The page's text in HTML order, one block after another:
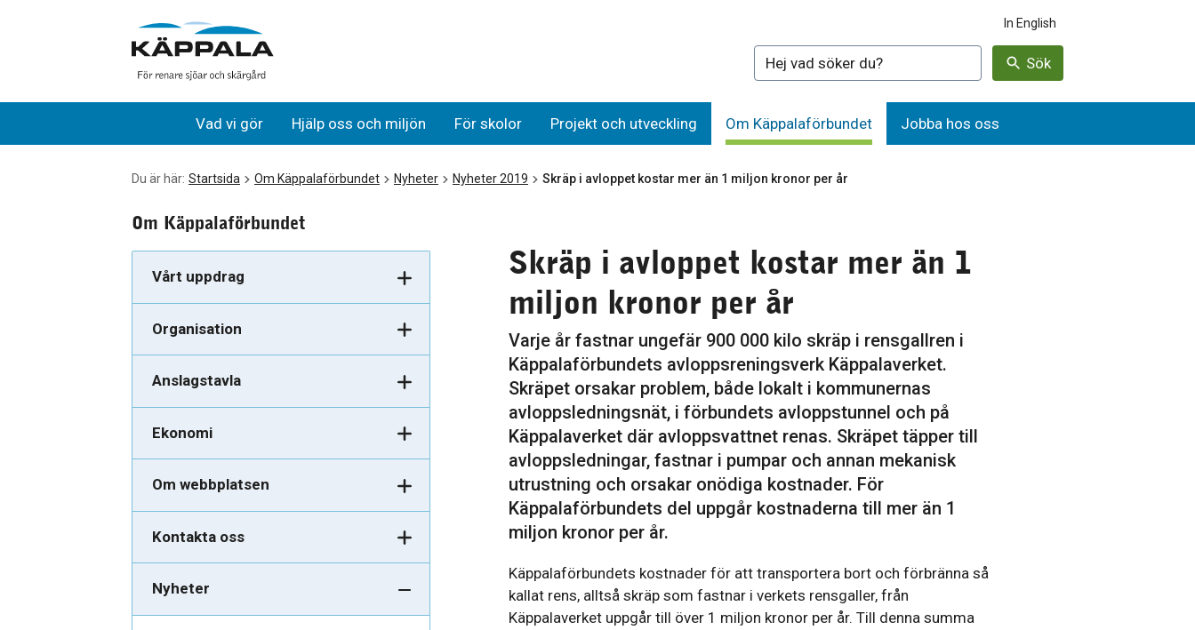
In English
Sök på denna webbplatsen Sök
Vad vi gör Hjälp oss och miljön För skolor Projekt och utveckling Om Käppalaförbundet Jobba hos oss
Du är här: Startsida Om Käppalaförbundet Nyheter Nyheter 2019 Skräp i avloppet kostar mer än 1 miljon kronor per år
Om Käppalaförbundet
Vårt uppdrag
Organisation
Anslagstavla
Ekonomi
Om webbplatsen
Kontakta oss
Nyheter
Skräp i avloppet kostar mer än 1
miljon kronor per år
Varje år fastnar ungefär 900 000 kilo skräp i rensgallren i
Käppalaförbundets avloppsreningsverk Käppalaverket.
Skräpet orsakar problem, både lokalt i kommunernas
avloppsledningsnät, i förbundets avloppstunnel och på
Käppalaverket där avloppsvattnet renas. Skräpet täpper till
avloppsledningar, fastnar i pumpar och annan mekanisk
utrustning och orsakar onödiga kostnader. För
Käppalaförbundets del uppgår kostnaderna till mer än 1
miljon kronor per år.
Käppalaförbundets kostnader för att transportera bort och förbränna så
kallat rens, alltså skräp som fastnar i verkets rensgaller, från
Käppalaverket uppgår till över 1 miljon kronor per år. Till denna summa